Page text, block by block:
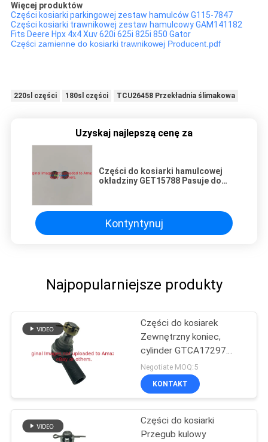
Więcej produktów
Części kosiarki parkingowej zestaw hamulców G115-7847
Części kosiarki trawnikowej zestaw hamulcowy GAM141182
Fits Deere Hpx 4x4 Xuv 620i 625i 825i 850 Gator
Części zamienne do kosiarki trawnikowej Producent.pdf
220sl części 180sl części TCU26458 Przekładnia ślimakowa
Uzyskaj najlepszą cenę za
Części do kosiarki hamulcowej
okładziny GET15788 Pasuje do
Kontyntynuj
Najpopularniejsze produkty
Części do kosiarek
Zewnętrzny koniec,
cylinder GTCA17297
Pasuje do kosiarki Deere
Negotiate MOQ:5
KONTAKT
Części do kosiarki
Przegub kulowy